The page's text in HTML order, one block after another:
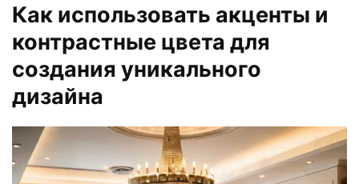
Как использовать акценты и
контрастные цвета для
создания уникального
дизайна